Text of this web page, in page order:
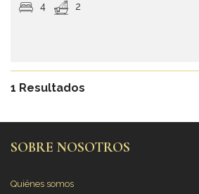
4 2
1 Resultados
SOBRE NOSOTROS
Quiénes somos